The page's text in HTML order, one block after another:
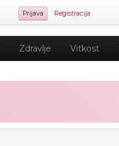
Prijava Registracija
Zdravlje Vitkost